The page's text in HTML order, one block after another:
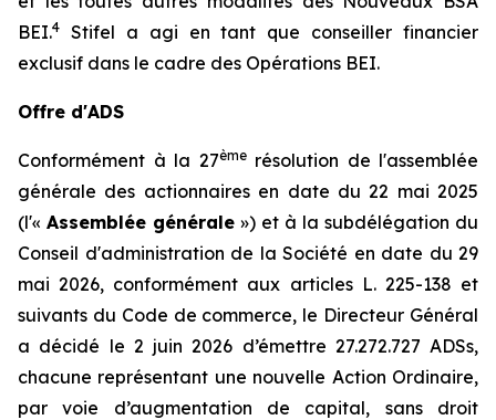
BEI.4
Stifel a agi en tant que conseiller financier
exclusif dans le cadre des Opérations BEI.
Offre d'ADS
Conformément à la 27èmerésolution de l'assemblée
générale des actionnaires en date du 22 mai 2025
(l'« Assemblée générale ») et à la subdélégation du
Conseil d'administration de la Société en date du 29
mai 2026, conformément aux articles L. 225-138 et
suivants du Code de commerce, le Directeur Général
a décidé le 2 juin 2026 d’émettre 27.272.727 ADSs,
chacune représentant une nouvelle Action Ordinaire,
par voie d’augmentation de capital, sans droit